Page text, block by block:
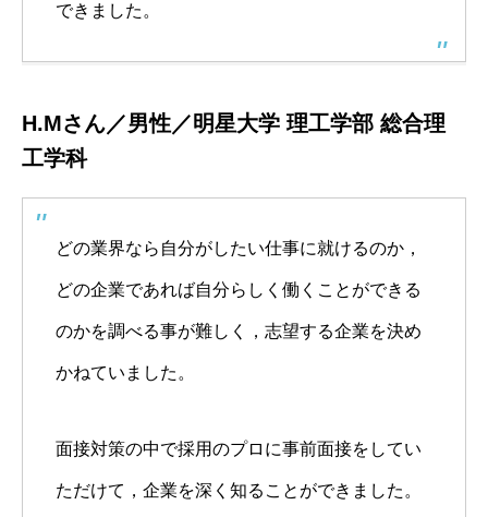
できました。
H.Mさん／男性／明星大学 理工学部 総合理
工学科
どの業界なら自分がしたい仕事に就けるのか，
どの企業であれば自分らしく働くことができる
のかを調べる事が難しく，志望する企業を決め
かねていました。
面接対策の中で採用のプロに事前面接をしてい
ただけて，企業を深く知ることができました。